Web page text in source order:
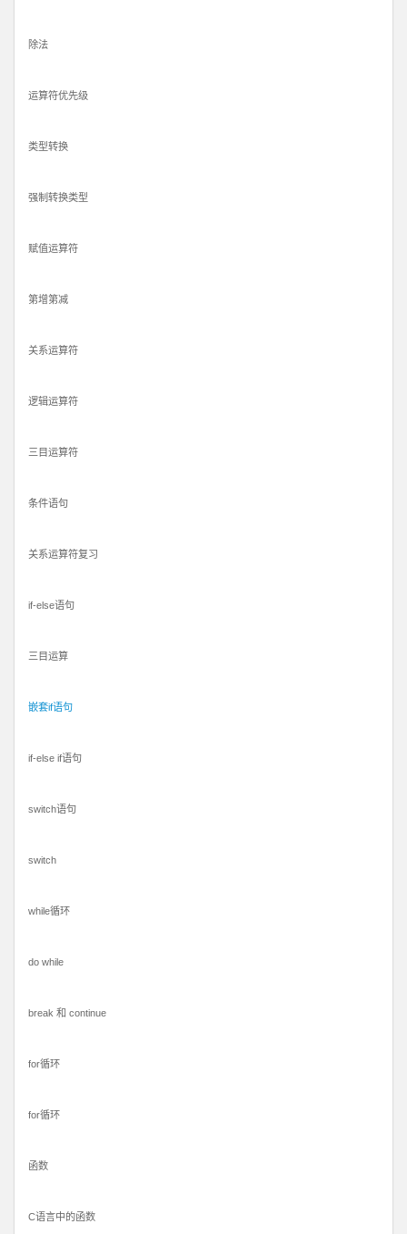
除法
运算符优先级
类型转换
强制转换类型
赋值运算符
第增第减
关系运算符
逻辑运算符
三目运算符
条件语句
关系运算符复习
if-else语句
三目运算
嵌套if语句
if-else if语句
switch语句
switch
while循环
do while
break 和 continue
for循环
for循环
函数
C语言中的函数